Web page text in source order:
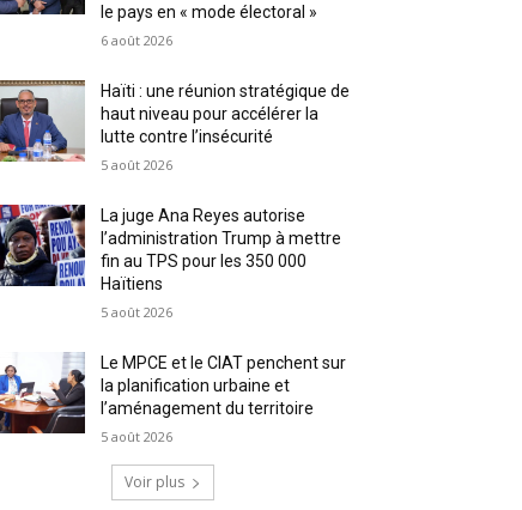
le pays en « mode électoral »
6 août 2026
Haïti : une réunion stratégique de
haut niveau pour accélérer la
lutte contre l’insécurité
5 août 2026
La juge Ana Reyes autorise
l’administration Trump à mettre
fin au TPS pour les 350 000
Haïtiens
5 août 2026
Le MPCE et le CIAT penchent sur
la planification urbaine et
l’aménagement du territoire
5 août 2026
Voir plus